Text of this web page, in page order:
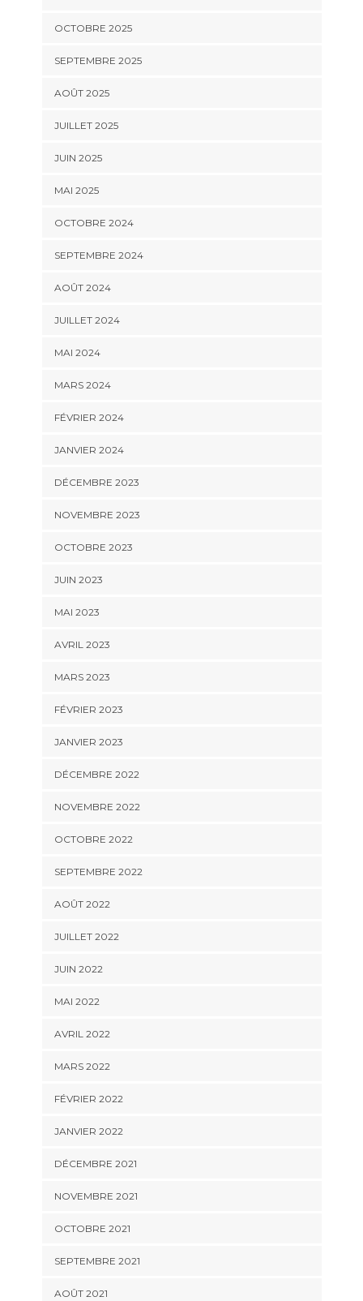
OCTOBRE 2025
SEPTEMBRE 2025
AOÛT 2025
JUILLET 2025
JUIN 2025
MAI 2025
OCTOBRE 2024
SEPTEMBRE 2024
AOÛT 2024
JUILLET 2024
MAI 2024
MARS 2024
FÉVRIER 2024
JANVIER 2024
DÉCEMBRE 2023
NOVEMBRE 2023
OCTOBRE 2023
JUIN 2023
MAI 2023
AVRIL 2023
MARS 2023
FÉVRIER 2023
JANVIER 2023
DÉCEMBRE 2022
NOVEMBRE 2022
OCTOBRE 2022
SEPTEMBRE 2022
AOÛT 2022
JUILLET 2022
JUIN 2022
MAI 2022
AVRIL 2022
MARS 2022
FÉVRIER 2022
JANVIER 2022
DÉCEMBRE 2021
NOVEMBRE 2021
OCTOBRE 2021
SEPTEMBRE 2021
AOÛT 2021